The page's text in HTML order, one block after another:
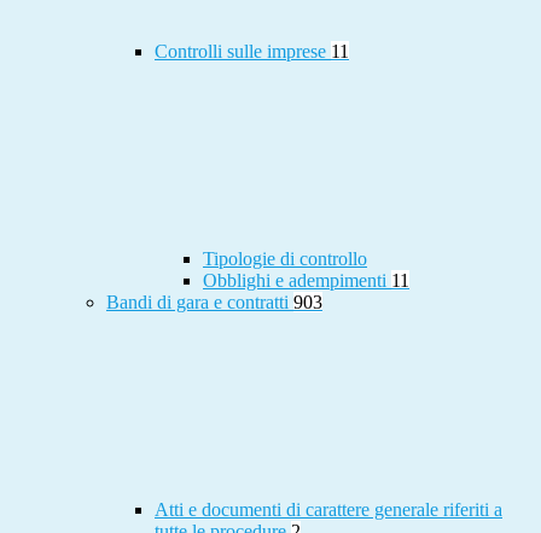
Controlli sulle imprese 11
Tipologie di controllo
Obblighi e adempimenti 11
Bandi di gara e contratti 903
Atti e documenti di carattere generale riferiti a